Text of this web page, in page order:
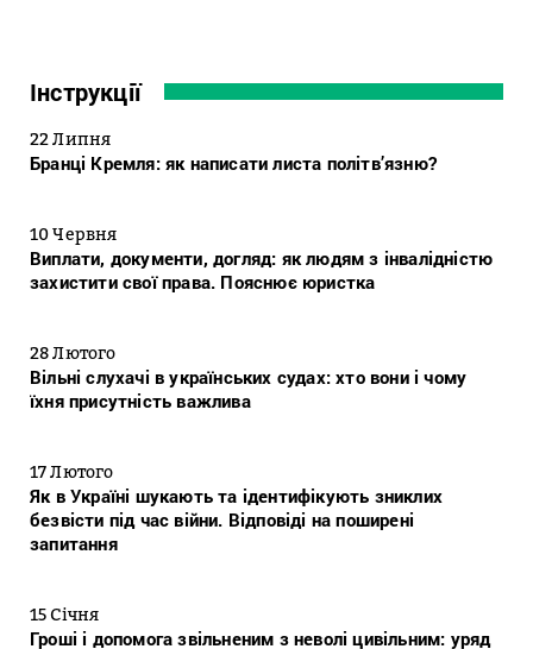
Інструкції
22 Липня
Бранці Кремля: як написати листа політв’язню?
10 Червня
Виплати, документи, догляд: як людям з інвалідністю
захистити свої права. Пояснює юристка
28 Лютого
Вільні слухачі в українських судах: хто вони і чому
їхня присутність важлива
17 Лютого
Як в Україні шукають та ідентифікують зниклих
безвісти під час війни. Відповіді на поширені
запитання
15 Січня
Гроші і допомога звільненим з неволі цивільним: уряд